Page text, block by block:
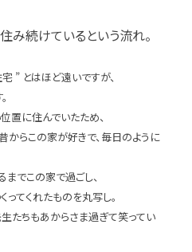
み続けているという流れ。
” とはほど遠いですが、
置に住んでいたため、
からこの家が好きで、毎日のように
でこの家で過ごし、
てくれたものを丸写し。
たちもあからさま過ぎて笑ってい